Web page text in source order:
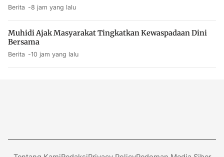
Berita 8 jam yang lalu
Muhidi Ajak Masyarakat Tingkatkan Kewaspadaan Dini
Bersama
Berita 10 jam yang lalu